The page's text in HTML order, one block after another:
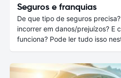
Seguros e franquias
De que tipo de seguros
incorrer em danos/prejuízos? E
funciona? Pode ler tudo isso